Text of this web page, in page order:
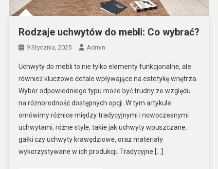
Rodzaje uchwytów do mebli: Co wybrać?
9 Stycznia, 2025 Admin
Uchwyty do mebli to nie tylko elementy funkcjonalne, ale
również kluczowe detale wpływające na estetykę wnętrza.
Wybór odpowiedniego typu może być trudny ze względu
na różnorodność dostępnych opcji. W tym artykule
omówimy różnice między tradycyjnymi i nowoczesnymi
uchwytami, różne style, takie jak uchwyty wpuszczane,
gałki czy uchwyty krawędziowe, oraz materiały
wykorzystywane w ich produkcji. Tradycyjne […]